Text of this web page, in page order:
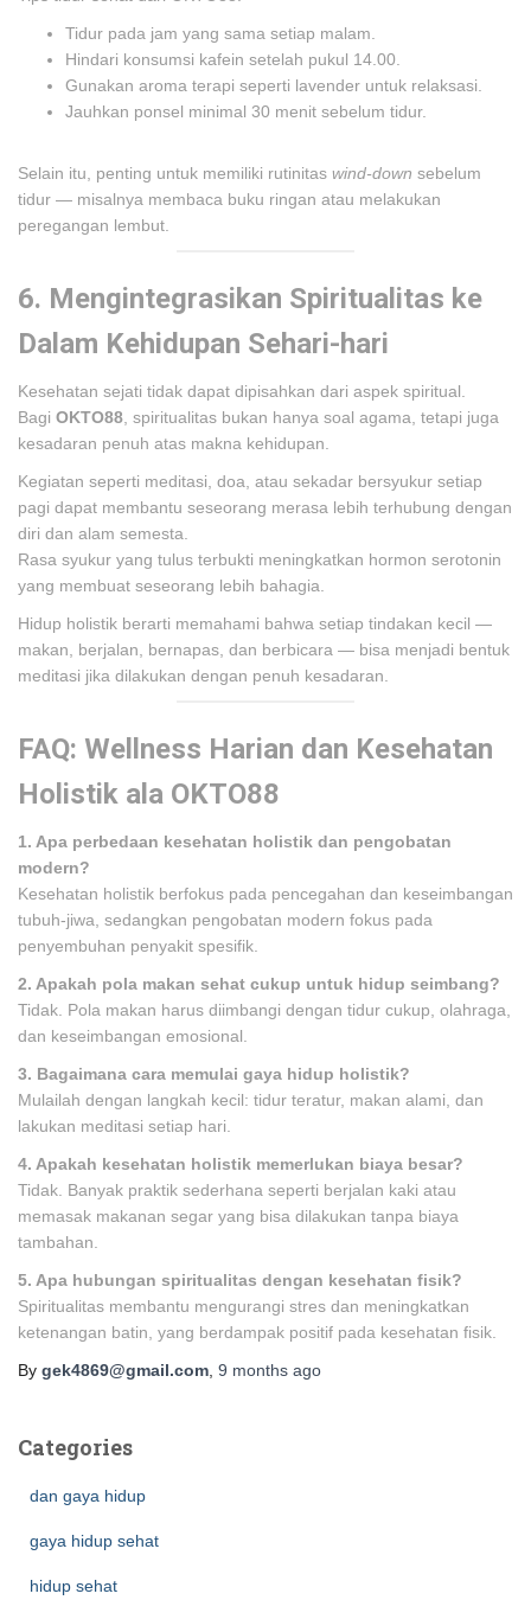
Tidur pada jam yang sama setiap malam.
Hindari konsumsi kafein setelah pukul 14.00.
Gunakan aroma terapi seperti lavender untuk relaksasi.
Jauhkan ponsel minimal 30 menit sebelum tidur.
Selain itu, penting untuk memiliki rutinitas wind-down sebelum
tidur — misalnya membaca buku ringan atau melakukan
peregangan lembut.
6. Mengintegrasikan Spiritualitas ke
Dalam Kehidupan Sehari-hari
Kesehatan sejati tidak dapat dipisahkan dari aspek spiritual.
Bagi OKTO88 , spiritualitas bukan hanya soal agama, tetapi juga
kesadaran penuh atas makna kehidupan.
Kegiatan seperti meditasi, doa, atau sekadar bersyukur setiap
pagi dapat membantu seseorang merasa lebih terhubung dengan
diri dan alam semesta.
Rasa syukur yang tulus terbukti meningkatkan hormon serotonin
yang membuat seseorang lebih bahagia.
Hidup holistik berarti memahami bahwa setiap tindakan kecil —
makan, berjalan, bernapas, dan berbicara — bisa menjadi bentuk
meditasi jika dilakukan dengan penuh kesadaran.
FAQ: Wellness Harian dan Kesehatan
Holistik ala OKTO88
1. Apa perbedaan kesehatan holistik dan pengobatan
modern?
Kesehatan holistik berfokus pada pencegahan dan keseimbangan
tubuh-jiwa, sedangkan pengobatan modern fokus pada
penyembuhan penyakit spesifik.
2. Apakah pola makan sehat cukup untuk hidup seimbang?
Tidak. Pola makan harus diimbangi dengan tidur cukup, olahraga,
dan keseimbangan emosional.
3. Bagaimana cara memulai gaya hidup holistik?
Mulailah dengan langkah kecil: tidur teratur, makan alami, dan
lakukan meditasi setiap hari.
4. Apakah kesehatan holistik memerlukan biaya besar?
Tidak. Banyak praktik sederhana seperti berjalan kaki atau
memasak makanan segar yang bisa dilakukan tanpa biaya
tambahan.
5. Apa hubungan spiritualitas dengan kesehatan fisik?
Spiritualitas membantu mengurangi stres dan meningkatkan
ketenangan batin, yang berdampak positif pada kesehatan fisik.
By gek4869@gmail.com 9 months ago
Categories
dan gaya hidup
gaya hidup sehat
hidup sehat